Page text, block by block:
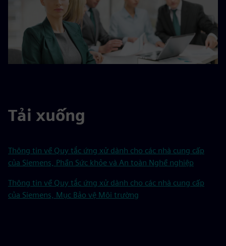
Tải xuống
Thông tin về Quy tắc ứng xử dành cho các nhà cung cấp
của Siemens, Phần Sức khỏe và An toàn Nghề nghiệp
Thông tin về Quy tắc ứng xử dành cho các nhà cung cấp
của Siemens, Mục Bảo vệ Môi trường